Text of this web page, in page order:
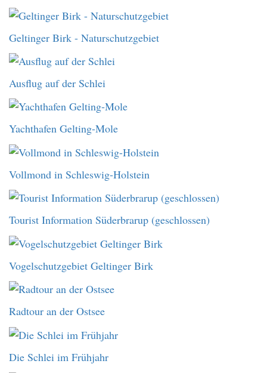
Geltinger Birk - Naturschutzgebiet
Ausflug auf der Schlei
Yachthafen Gelting-Mole
Vollmond in Schleswig-Holstein
Tourist Information Süderbrarup (geschlossen)
Vogelschutzgebiet Geltinger Birk
Radtour an der Ostsee
Die Schlei im Frühjahr